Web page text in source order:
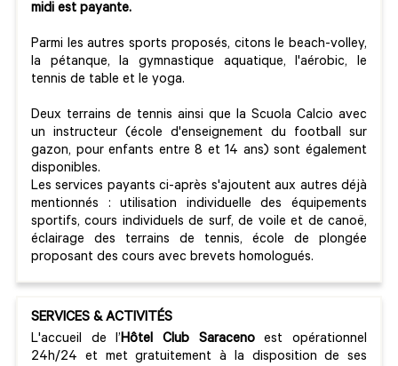
midi est payante.
Parmi les autres sports proposés, citons le beach-volley,
la pétanque, la gymnastique aquatique, l'aérobic, le
tennis de table et le yoga.
Deux terrains de tennis ainsi que la Scuola Calcio avec
un instructeur (école d'enseignement du football sur
gazon, pour enfants entre 8 et 14 ans) sont également
disponibles.
Les services payants ci-après s'ajoutent aux autres déjà
mentionnés : utilisation individuelle des équipements
sportifs, cours individuels de surf, de voile et de canoë,
éclairage des terrains de tennis, école de plongée
proposant des cours avec brevets homologués.
SERVICES & ACTIVITÉS
L'accueil de l’Hôtel Club Saracenoest opérationnel
24h/24 et met gratuitement à la disposition de ses